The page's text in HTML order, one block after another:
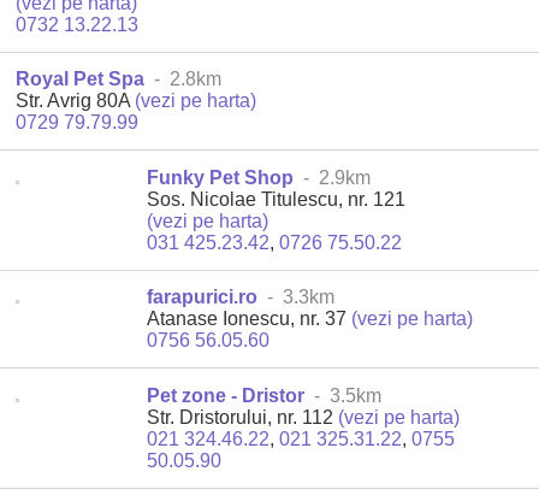
0732 13.22.13
Royal Pet Spa - 2.8km
Str. Avrig 80A (vezi pe harta)
0729 79.79.99
Funky Pet Shop - 2.9km
Sos. Nicolae Titulescu, nr. 121
(vezi pe harta)
031 425.23.42,0726 75.50.22
farapurici.ro - 3.3km
Atanase Ionescu, nr. 37 (vezi pe harta)
0756 56.05.60
Pet zone - Dristor - 3.5km
Str. Dristorului, nr. 112 (vezi pe harta)
021 324.46.22,021 325.31.22,0755
50.05.90